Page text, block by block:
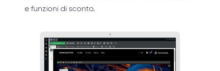
e funzioni di sconto.